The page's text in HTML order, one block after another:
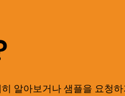
알아보거나 샘플을 요청